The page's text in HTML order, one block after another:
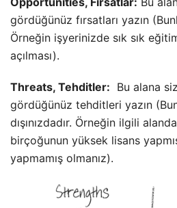
gördüğünüz fırsatları yazın
Örneğin işyerinizde sık sık
açılması).
Threats, Tehditler: Bu alana
gördüğünüz tehditleri yazın
dışınızdadır. Örneğin ilgili
birçoğunun yüksek lisans
yapmamış olmanız).